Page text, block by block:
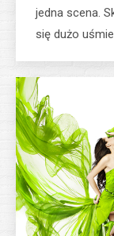
jedna scena.
się dużo